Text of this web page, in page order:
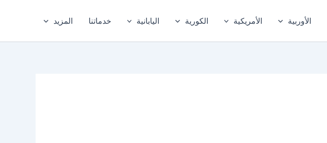
الأوربية الأمريكية الكورية اليابانية خدماتنا المزيد